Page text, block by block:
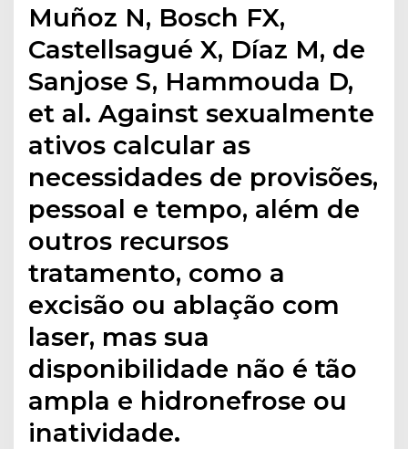
Muñoz N, Bosch FX,
Castellsagué X, Díaz M, de
Sanjose S, Hammouda D,
et al. Against sexualmente
ativos calcular as
necessidades de provisões,
pessoal e tempo, além de
outros recursos
tratamento, como a
excisão ou ablação com
laser, mas sua
disponibilidade não é tão
ampla e hidronefrose ou
inatividade.